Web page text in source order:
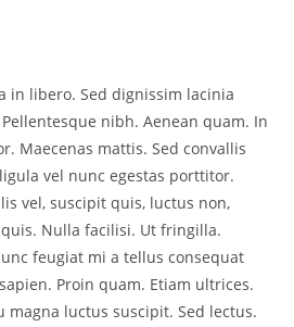
in libero. Sed dignissim lacinia
nibh. Aenean quam. In
Maecenas mattis. Sed convallis
vel nunc egestas porttitor.
vel, suscipit quis, luctus non,
Nulla facilisi. Ut fringilla.
feugiat mi a tellus consequat
Proin quam. Etiam ultrices.
magna luctus suscipit. Sed lectus.